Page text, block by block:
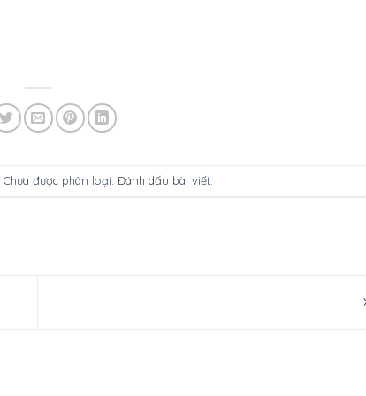
Chưa được phân loại. Đánh dấu bài viết.